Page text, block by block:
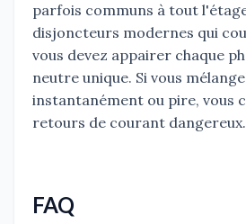
parfois communs à tout
disjoncteurs modernes qui
vous devez appairer chaque
neutre unique. Si vous
instantanément ou pire, vous
retours de courant dangereux.
FAQ